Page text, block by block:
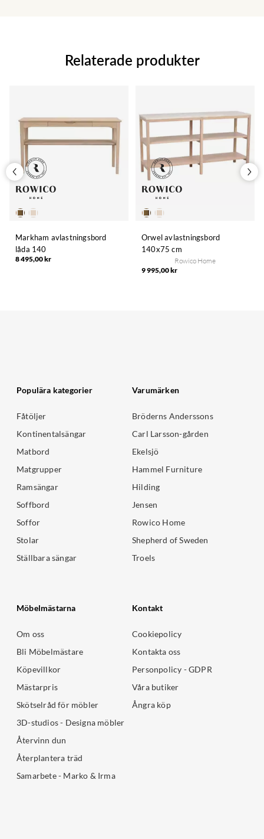
Relaterade produkter
Markham avlastningsbord
låda 140
8 495,00 kr
Orwel avlastningsbord
140x75 cm
Rowico Home
9 995,00 kr
Populära kategorier
Fåtöljer
Kontinentalsängar
Matbord
Matgrupper
Ramsängar
Soffbord
Soffor
Stolar
Ställbara sängar
Varumärken
Bröderns Anderssons
Carl Larsson-gården
Ekelsjö
Hammel Furniture
Hilding
Jensen
Rowico Home
Shepherd of Sweden
Troels
Möbelmästarna
Om oss
Bli Möbelmästare
Köpevillkor
Mästarpris
Skötselråd för möbler
3D-studios - Designa möbler
Återvinn dun
Återplantera träd
Samarbete - Marko & Irma
Kontakt
Cookiepolicy
Kontakta oss
Personpolicy - GDPR
Våra butiker
Ångra köp